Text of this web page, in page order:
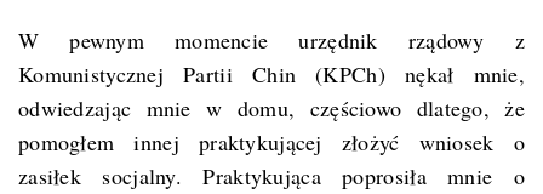
W pewnym momencie urzędnik rządowy z
Komunistycznej Partii Chin (KPCh) nękał mnie,
odwiedzając mnie w domu, częściowo dlatego, że
pomogłem innej praktykującej złożyć wniosek o
zasiłek socjalny. Praktykująca poprosiła mnie o